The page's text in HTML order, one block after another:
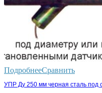
ПодробнееСравнить
УПР Ду 250 мм черная сталь под